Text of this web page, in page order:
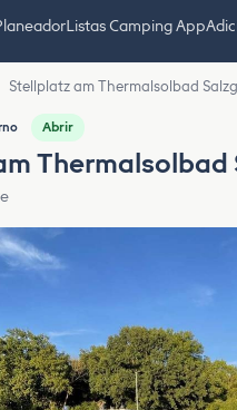
Listas Camping App
Stellplatz am Thermalsolbad
Abrir